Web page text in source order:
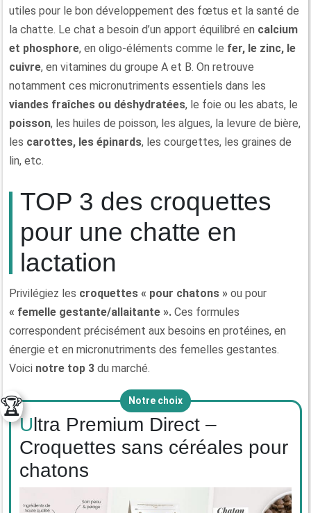
utiles pour le bon développement des fœtus et la santé de
la chatte. Le chat a besoin d’un apport équilibré en calcium
et phosphore, en oligo-éléments comme le fer, le zinc, le
cuivre, en vitamines du groupe A et B. On retrouve
notamment ces micronutriments essentiels dans les
viandes fraîches ou déshydratées, le foie ou les abats, le
poisson, les huiles de poisson, les algues, la levure de bière,
les carottes, les épinards, les courgettes, les graines de
lin, etc.
TOP 3 des croquettes
pour une chatte en
lactation
Privilégiez les croquettes « pour chatons » ou pour
« femelle gestante/allaitante ». Ces formules
correspondent précisément aux besoins en protéines, en
énergie et en micronutriments des femelles gestantes.
Voici notre top 3 du marché.
Notre choix
🏆
Ultra Premium Direct –
Croquettes sans céréales pour
chatons